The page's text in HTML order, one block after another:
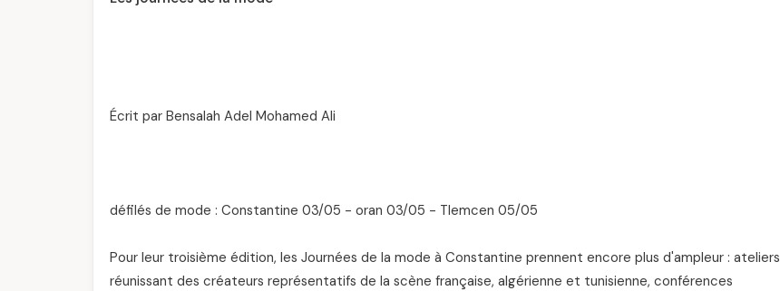
Écrit par Bensalah Adel Mohamed Ali
défilés de mode : Constantine 03/05 - oran 03/05 - Tlemcen 05/05
Pour leur troisième édition, les Journées de la mode à Constantine prennent encore plus d'ampleur : ateliers
réunissant des créateurs représentatifs de la scène française, algérienne et tunisienne, conférences